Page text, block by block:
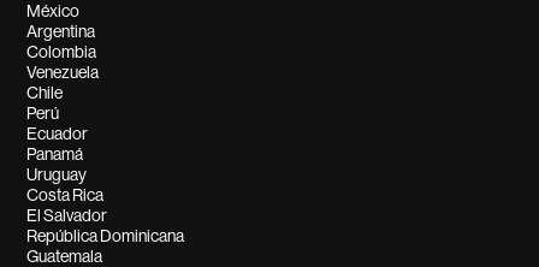
México
Argentina
Colombia
Venezuela
Chile
Perú
Ecuador
Panamá
Uruguay
Costa Rica
El Salvador
República Dominicana
Guatemala